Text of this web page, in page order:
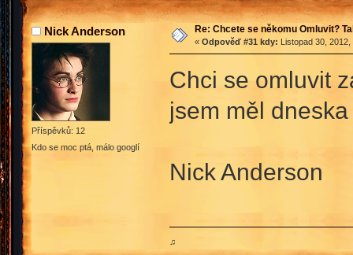
Nick Anderson
Příspěvků: 12
Kdo se moc ptá, málo googlí
Re: Chcete se někomu Omluvit?
« Odpověď #31 kdy: Listopad 30,
Chci se omluvit
jsem měl
Nick Anderson
♫